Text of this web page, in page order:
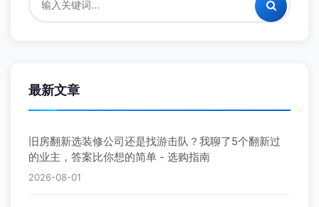
最新文章
旧房翻新选装修公司还是找游击队？我聊了5个翻新过
的业主，答案比你想的简单 - 选购指南
2026-08-01